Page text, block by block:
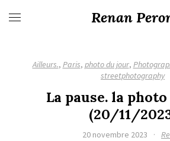
Renan
Ailleurs., Paris, photo du jour,
streetphotography
La pause. la
(20/11/
20 novembre 2023 ·